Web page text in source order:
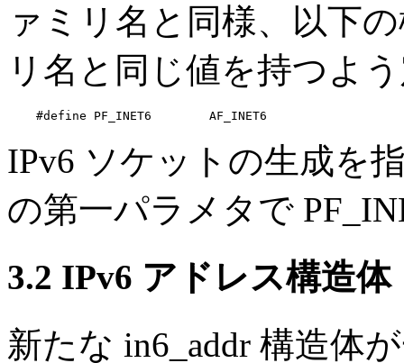
ァミリ名と同様、以下
リ名と同じ値を持つよ
IPv6 ソケットの生成を
の第一パラメタで
3.2 IPv6 アドレス構造体
新たな in6_addr 構造体